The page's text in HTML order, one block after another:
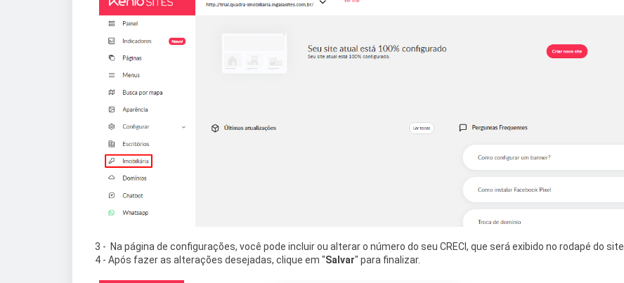
3 - Na página de configurações, você pode incluir ou alterar o número do seu CRECI, que será exibido no rodapé do site.
4 - Após fazer as alterações desejadas, clique em "Salvar" para finalizar.